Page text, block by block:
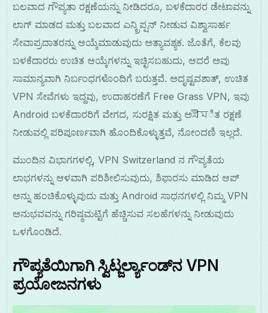
ಬಲವಾದ ಗೌಪ್ಯತಾ ರಕ್ಷಣೆಯನ್ನು ನೀಡಿದರೂ, ಬಳಕೆದಾರರ ಡೇಟಾವನ್ನು
ಲಾಗ್ ಮಾಡದ ಮತ್ತು ಬಲವಾದ ಎನ್ಕ್ರಿಪ್ಷನ್ ನೀಡುವ ವಿಶ್ವಾಸಾರ್ಹ
ಸೇವಾಪ್ರದಾತರನ್ನು ಆಯ್ಕೆಮಾಡುವುದು ಅತ್ಯಾವಶ್ಯಕ. ಜೊತೆಗೆ, ಕೆಲವು
ಬಳಕೆದಾರರು ಉಚಿತ ಆಯ್ಕೆಗಳನ್ನು ಇಚ್ಛಿಸಬಹುದು, ಆದರೆ ಅವು
ಸಾಮಾನ್ಯವಾಗಿ ನಿರ್ಬಂಧಗಳೊಂದಿಗೆ ಬರುತ್ತವೆ. ಅದೃಷ್ಟವಶಾತ್, ಉಚಿತ
VPN ಸೇವೆಗಳು ಇದ್ದವು, ಉದಾಹರಣೆಗೆ Free Grass VPN, ಇವು
Android ಬಳಕೆದಾರರಿಗೆ ವೇಗದ, ಸುರಕ್ಷಿತ ಮತ್ತು ಅಸীমಿತ ರಕ್ಷಣೆ
ನೀಡುವಲ್ಲಿ ಪರಿಪೂರ್ಣವಾಗಿ ಹೊಂದಿಕೊಳ್ಳುತ್ತವೆ, ನೋಂದಣಿ ಇಲ್ಲದೆ.
ಮುಂದಿನ ವಿಭಾಗಗಳಲ್ಲಿ, VPN Switzerland ನ ಗೌಪ್ಯತೆಯ
ಲಾಭಗಳನ್ನು ಆಳವಾಗಿ ಪರಿಶೀಲಿಸುವುದು, ಶಿಫಾರಸು ಮಾಡಿದ ಆಪ್
ಅನ್ನು ಹಂಚಿಕೊಳ್ಳುವುದು ಮತ್ತು Android ಸಾಧನಗಳಲ್ಲಿ ನಿಮ್ಮ VPN
ಅನುಭವವನ್ನು ಗರಿಷ್ಠಮಟ್ಟಿಗೆ ಹೆಚ್ಚಿಸುವ ಸಲಹೆಗಳನ್ನು ನೀಡುವುದು
ಒಳಗೊಂಡಿದೆ.
ಗೌಪ್ಯತೆಯಿಗಾಗಿ ಸ್ವಿಟ್ಜರ್ಲ್ಯಾಂಡ್‌ನ VPN
ಪ್ರಯೋಜನಗಳು